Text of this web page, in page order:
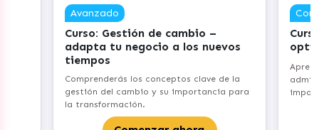
Competente
Curso: Gestiona tu Inventario –
optimiza tus procesos
Aprenderás los fundamentos de
administración de inventarios y su
importancia para tu emprendimiento.
Comenzar ahora